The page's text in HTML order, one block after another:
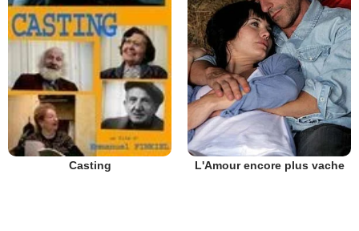
Casting L'Amour encore plus vache